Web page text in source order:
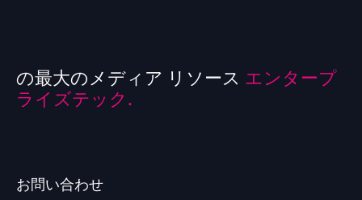
の最大のメディア リソース エンタープ
ライズテック.
お問い合わせ